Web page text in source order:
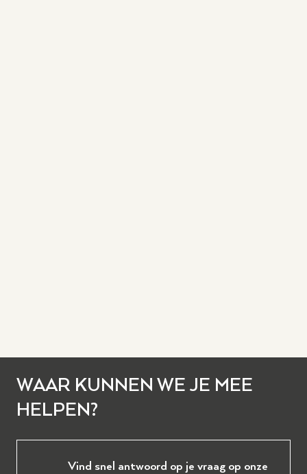
WAAR KUNNEN WE JE MEE
HELPEN?
Vind snel antwoord op je vraag op onze